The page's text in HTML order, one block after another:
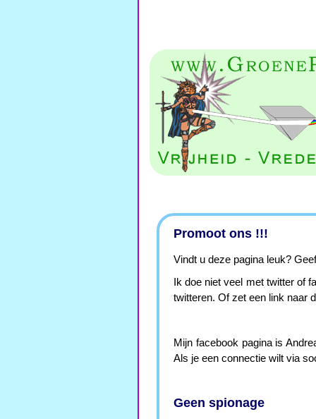
Promoot ons !!!
Vindt u deze pagina leuk?
Ik doe niet veel met twitter of
twitteren. Of zet een link naar
Mijn facebook pagina is
Als je een connectie wilt via
Geen spionage